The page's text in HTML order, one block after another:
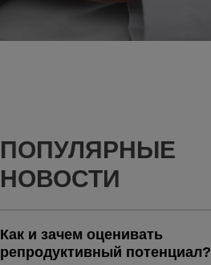
ПОПУЛЯРНЫЕ
НОВОСТИ
Как и зачем оценивать
репродуктивный потенциал?